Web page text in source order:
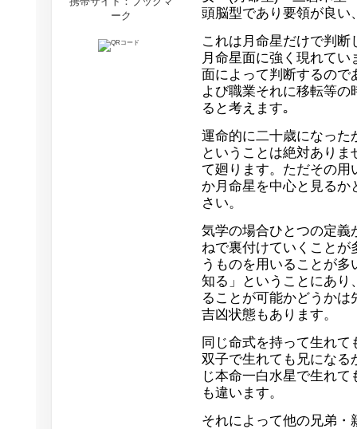
ーク
頭脳型であり要領が良い
これは月命星だけで判
月命星面に強く現れて
面によって判断するので
よび職業それに移転等
ると考えます｡
運命的に二十歳になった
ということは絶対あり
て廻ります。ただその
か月命星を中心と見る
さい。
気学の場合ひとつの定義
ねで裏付けていくこと
うものを用いることが
知る」ということにあり
ることが可能かどうか
吉凶状態もあります。
同じ命式を持って生れ
双子で生れても兄になる
じ本命一白水星で生れ
も違います。
それによって他の兄弟